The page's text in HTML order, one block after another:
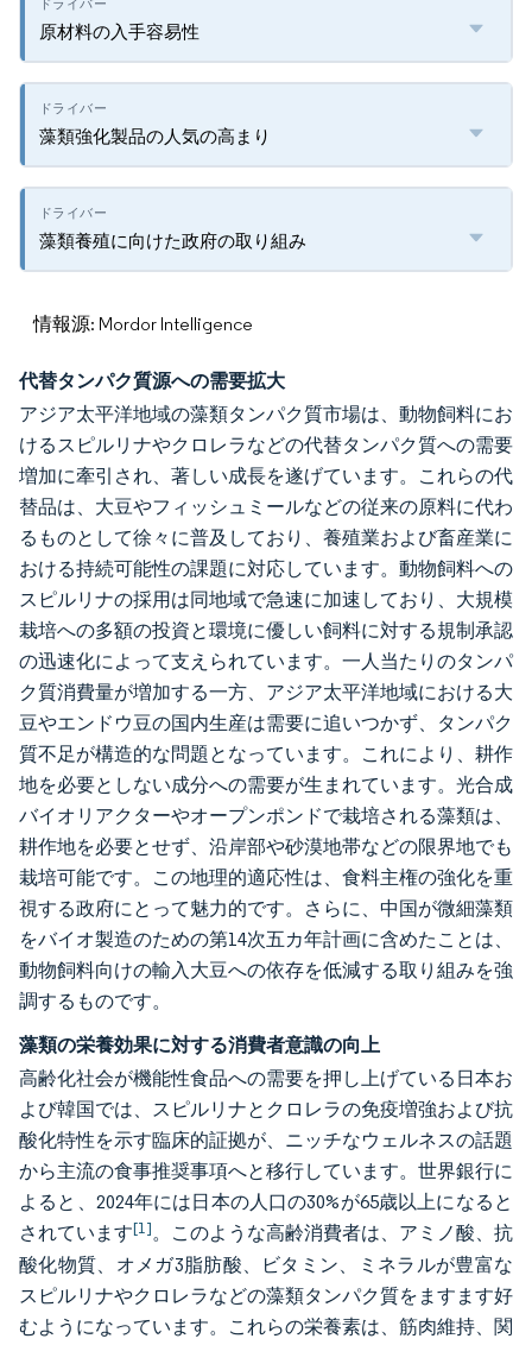
原材料の入手容易性
藻類強化製品の人気の高まり
藻類養殖に向けた政府の取り組み
情報源: Mordor Intelligence
代替タンパク質源への需要拡大
アジア太平洋地域の藻類タンパク質市場は、動物飼料にお
けるスピルリナやクロレラなどの代替タンパク質への需要
増加に牽引され、著しい成長を遂げています。これらの代
替品は、大豆やフィッシュミールなどの従来の原料に代わ
るものとして徐々に普及しており、養殖業および畜産業に
おける持続可能性の課題に対応しています。動物飼料への
スピルリナの採用は同地域で急速に加速しており、大規模
栽培への多額の投資と環境に優しい飼料に対する規制承認
の迅速化によって支えられています。一人当たりのタンパ
ク質消費量が増加する一方、アジア太平洋地域における大
豆やエンドウ豆の国内生産は需要に追いつかず、タンパク
質不足が構造的な問題となっています。これにより、耕作
地を必要としない成分への需要が生まれています。光合成
バイオリアクターやオープンポンドで栽培される藻類は、
耕作地を必要とせず、沿岸部や砂漠地帯などの限界地でも
栽培可能です。この地理的適応性は、食料主権の強化を重
視する政府にとって魅力的です。さらに、中国が微細藻類
をバイオ製造のための第14次五カ年計画に含めたことは、
動物飼料向けの輸入大豆への依存を低減する取り組みを強
調するものです。
藻類の栄養効果に対する消費者意識の向上
高齢化社会が機能性食品への需要を押し上げている日本お
よび韓国では、スピルリナとクロレラの免疫増強および抗
酸化特性を示す臨床的証拠が、ニッチなウェルネスの話題
から主流の食事推奨事項へと移行しています。世界銀行に
よると、2024年には日本の人口の30%が65歳以上になると
されています[1]。このような高齢消費者は、アミノ酸、抗
酸化物質、オメガ3脂肪酸、ビタミン、ミネラルが豊富な
スピルリナやクロレラなどの藻類タンパク質をますます好
むようになっています。これらの栄養素は、筋肉維持、関